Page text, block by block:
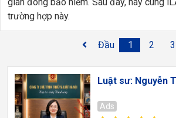
trường hợp này.
Đầu 1 2 3
Luật sư: Nguyễn
Ads